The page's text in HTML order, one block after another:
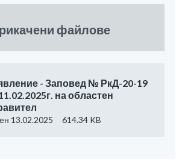
файлове
- Заповед № РкД-20-19
на областен
13.02.2025 614.34 KB